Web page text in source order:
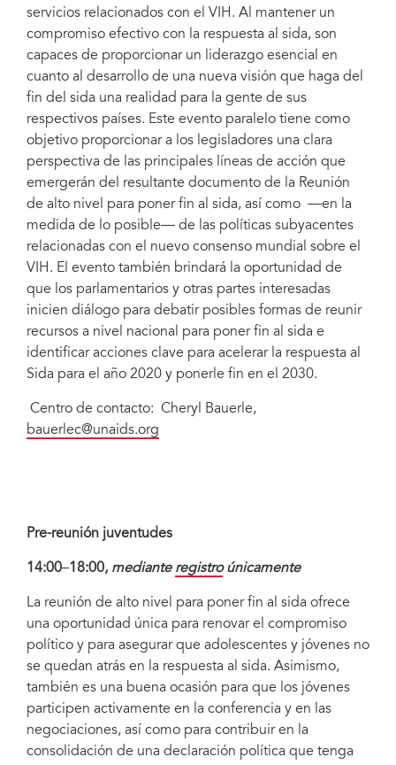
servicios relacionados con el VIH. Al mantener un
compromiso efectivo con la respuesta al sida, son
capaces de proporcionar un liderazgo esencial en
cuanto al desarrollo de una nueva visión que haga del
fin del sida una realidad para la gente de sus
respectivos países. Este evento paralelo tiene como
objetivo proporcionar a los legisladores una clara
perspectiva de las principales líneas de acción que
emergerán del resultante documento de la Reunión
de alto nivel para poner fin al sida, así como —en la
medida de lo posible— de las políticas subyacentes
relacionadas con el nuevo consenso mundial sobre el
VIH. El evento también brindará la oportunidad de
que los parlamentarios y otras partes interesadas
inicien diálogo para debatir posibles formas de reunir
recursos a nivel nacional para poner fin al sida e
identificar acciones clave para acelerar la respuesta al
Sida para el año 2020 y ponerle fin en el 2030.
Centro de contacto: Cheryl Bauerle,
bauerlec@unaids.org
Pre-reunión juventudes
14:00–18:00, mediante registroúnicamente
La reunión de alto nivel para poner fin al sida ofrece
una oportunidad única para renovar el compromiso
político y para asegurar que adolescentes y jóvenes no
se quedan atrás en la respuesta al sida. Asimismo,
también es una buena ocasión para que los jóvenes
participen activamente en la conferencia y en las
negociaciones, así como para contribuir en la
consolidación de una declaración política que tenga